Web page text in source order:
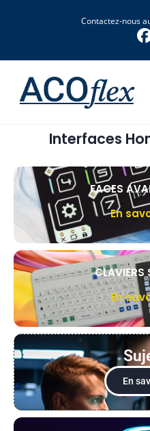
Contactez-nous
Interfaces
FACES
En
CLAVIERS
En
En